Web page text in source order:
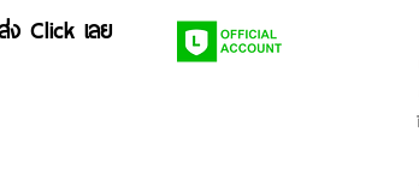
Click เลย